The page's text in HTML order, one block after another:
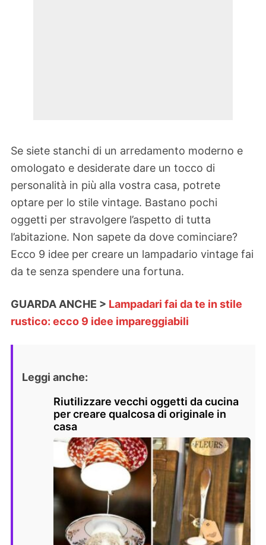
Se siete stanchi di un arredamento moderno e
omologato e desiderate dare un tocco di
personalità in più alla vostra casa, potrete
optare per lo stile vintage. Bastano pochi
oggetti per stravolgere l’aspetto di tutta
l’abitazione. Non sapete da dove cominciare?
Ecco 9 idee per creare un lampadario vintage fai
da te senza spendere una fortuna.
GUARDA ANCHE > Lampadari fai da te in stile
rustico: ecco 9 idee impareggiabili
Leggi anche:
Riutilizzare vecchi oggetti da cucina
per creare qualcosa di originale in
casa